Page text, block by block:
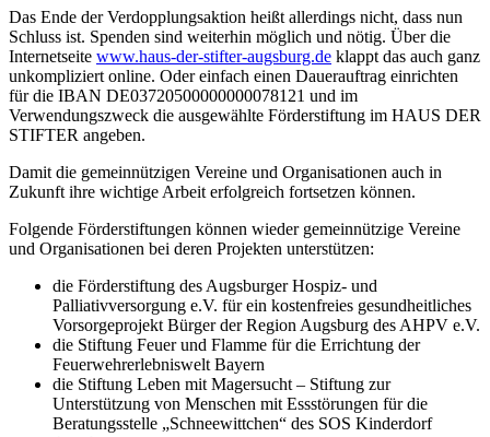
Das Ende der Verdopplungsaktion heißt allerdings nicht, dass nun
Schluss ist. Spenden sind weiterhin möglich und nötig. Über die
Internetseite www.haus-der-stifter-augsburg.de klappt das auch ganz
unkompliziert online. Oder einfach einen Dauerauftrag einrichten
für die IBAN DE03720500000000078121 und im
Verwendungszweck die ausgewählte Förderstiftung im HAUS DER
STIFTER angeben.
Damit die gemeinnützigen Vereine und Organisationen auch in
Zukunft ihre wichtige Arbeit erfolgreich fortsetzen können.
Folgende Förderstiftungen können wieder gemeinnützige Vereine
und Organisationen bei deren Projekten unterstützen:
die Förderstiftung des Augsburger Hospiz- und
Palliativversorgung e.V. für ein kostenfreies gesundheitliches
Vorsorgeprojekt Bürger der Region Augsburg des AHPV e.V.
die Stiftung Feuer und Flamme für die Errichtung der
Feuerwehrerlebniswelt Bayern
die Stiftung Leben mit Magersucht – Stiftung zur
Unterstützung von Menschen mit Essstörungen für die
Beratungsstelle „Schneewittchen“ des SOS Kinderdorf